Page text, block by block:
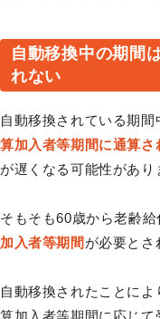
自動移換中の期間
れない
自動移換されている期
算加入者等期間に通算さ
が遅くなる可能性があり
そもそも60歳から老齢給
加入者等期間 が必要とさ
自動移換されたことに